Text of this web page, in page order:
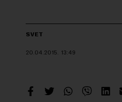
SVET
20.04.2015. 13:49